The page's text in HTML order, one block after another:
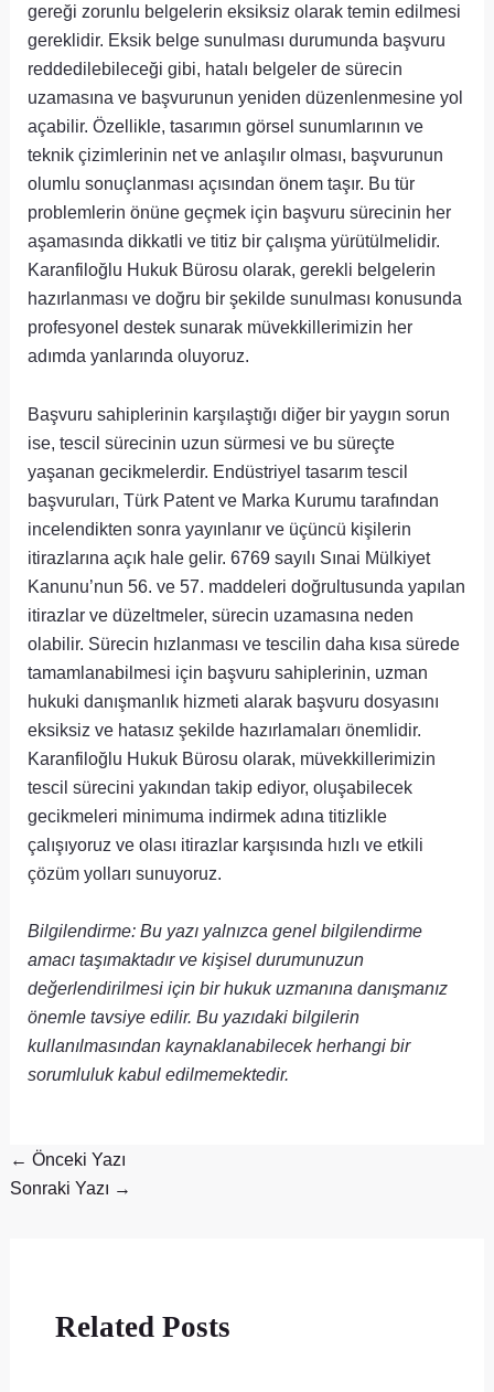
gereği zorunlu belgelerin eksiksiz olarak temin edilmesi
gereklidir. Eksik belge sunulması durumunda başvuru
reddedilebileceği gibi, hatalı belgeler de sürecin
uzamasına ve başvurunun yeniden düzenlenmesine yol
açabilir. Özellikle, tasarımın görsel sunumlarının ve
teknik çizimlerinin net ve anlaşılır olması, başvurunun
olumlu sonuçlanması açısından önem taşır. Bu tür
problemlerin önüne geçmek için başvuru sürecinin her
aşamasında dikkatli ve titiz bir çalışma yürütülmelidir.
Karanfiloğlu Hukuk Bürosu olarak, gerekli belgelerin
hazırlanması ve doğru bir şekilde sunulması konusunda
profesyonel destek sunarak müvekkillerimizin her
adımda yanlarında oluyoruz.
Başvuru sahiplerinin karşılaştığı diğer bir yaygın sorun
ise, tescil sürecinin uzun sürmesi ve bu süreçte
yaşanan gecikmelerdir. Endüstriyel tasarım tescil
başvuruları, Türk Patent ve Marka Kurumu tarafından
incelendikten sonra yayınlanır ve üçüncü kişilerin
itirazlarına açık hale gelir. 6769 sayılı Sınai Mülkiyet
Kanunu’nun 56. ve 57. maddeleri doğrultusunda yapılan
itirazlar ve düzeltmeler, sürecin uzamasına neden
olabilir. Sürecin hızlanması ve tescilin daha kısa sürede
tamamlanabilmesi için başvuru sahiplerinin, uzman
hukuki danışmanlık hizmeti alarak başvuru dosyasını
eksiksiz ve hatasız şekilde hazırlamaları önemlidir.
Karanfiloğlu Hukuk Bürosu olarak, müvekkillerimizin
tescil sürecini yakından takip ediyor, oluşabilecek
gecikmeleri minimuma indirmek adına titizlikle
çalışıyoruz ve olası itirazlar karşısında hızlı ve etkili
çözüm yolları sunuyoruz.
Bilgilendirme: Bu yazı yalnızca genel bilgilendirme
amacı taşımaktadır ve kişisel durumunuzun
değerlendirilmesi için bir hukuk uzmanına danışmanız
önemle tavsiye edilir. Bu yazıdaki bilgilerin
kullanılmasından kaynaklanabilecek herhangi bir
sorumluluk kabul edilmemektedir.
← Önceki Yazı
Sonraki Yazı →
Related Posts